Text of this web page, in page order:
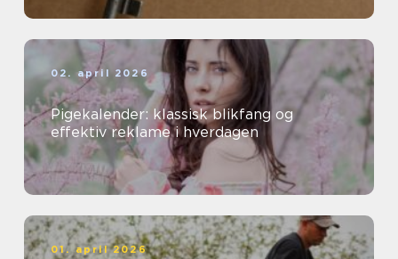
02. april 2026
Pigekalender: klassisk blikfang og
effektiv reklame i hverdagen
01. april 2026